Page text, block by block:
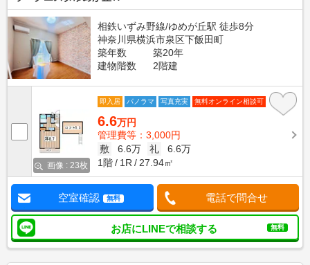
相鉄いずみ野線/ゆめが丘駅 徒歩8分
神奈川県横浜市泉区下飯田町
築年数
築20年
建物階数
2階建
画像 : 23枚
即入居 パノラマ 写真充実 無料オンライン相談可
6.6万円
管理費等：3,000円
敷
6.6万 礼
6.6万
1階
1R 27.94㎡
空室確認 無料 電話で問合せ
お店にLINEで相談する 無料